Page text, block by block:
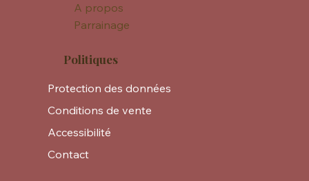
A propos
Parrainage
Politiques
Protection des données
Conditions de vente
Accessibilité
Contact